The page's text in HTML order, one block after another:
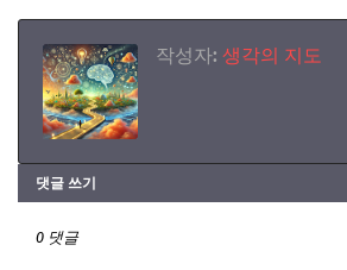
작성자: 생각의 지도
댓글 쓰기
0 댓글